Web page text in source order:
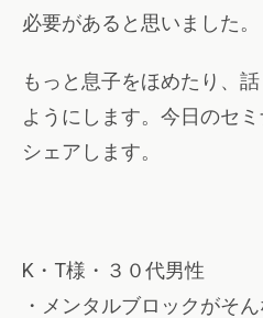
必要があると思いました。
もっと息子をほめたり、
ようにします。今日のセ
シェアします。
K・T様・３０代男性
・メンタルブロックがそ